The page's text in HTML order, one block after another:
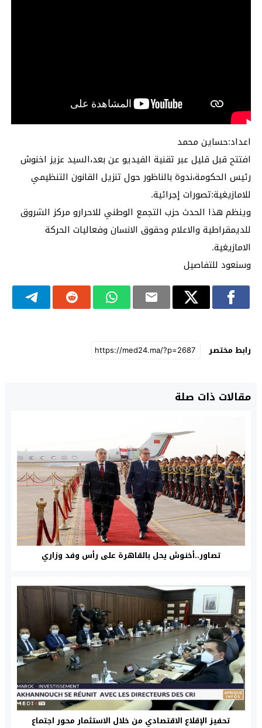
اعداد:حساين محمد
افتتح قبل قليل عبر تقنية الفيديو عن بعد،السيد عزيز اخنوش
رئيس الحكومة،ندوة بالناظور حول تنزيل القانون التنظيمي
للامازيغية:تصورات إجرائية.
وينظم هذا الحدث حزب التجمع الوطني للاحرارو مركز الشروق
للديمقراطية والاعلام وحقوق الانسان وفعاليات الحركة
الامازيغية.
وسنعود للتفاصيل
رابط مختصر
مقالات ذات صلة
تصاور..أخنوش يحل بالقاهرة على رأس وفد وزاري
تحفيز الإقلاع الاقتصادي من خلال الاستثمار محور اجتماع